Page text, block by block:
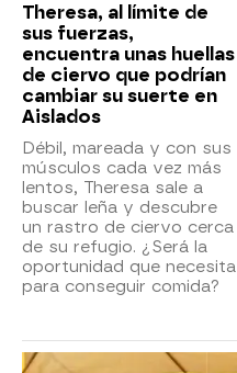
Theresa, al límite de
sus fuerzas,
encuentra unas huellas
de ciervo que podrían
cambiar su suerte en
Aislados
Débil, mareada y con sus
músculos cada vez más
lentos, Theresa sale a
buscar leña y descubre
un rastro de ciervo cerca
de su refugio. ¿Será la
oportunidad que necesita
para conseguir comida?